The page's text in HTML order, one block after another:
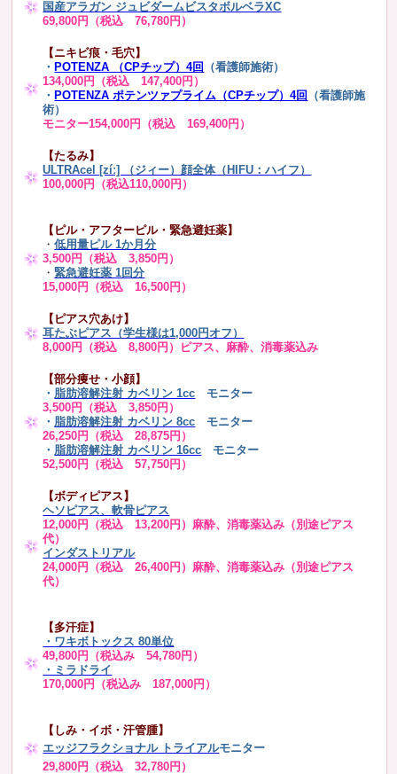
国産アラガン ジュビダームビスタボルベラXC
69,800円（税込 76,780円）
【ニキビ痕・毛穴】
・POTENZA （CPチップ）4回 （看護師施術）
134,000円（税込 147,400円）
・POTENZA ポテンツァプライム（CPチップ）4回 （看護師施
術）
モニター154,000円（税込 169,400円）
【たるみ】
ULTRAcel [zíː] （ジィー）顔全体（HIFU：ハイフ）
100,000円（税込110,000円）
【ピル・アフターピル・緊急避妊薬】
・低用量ピル 1か月分
3,500円（税込 3,850円）
・緊急避妊薬 1回分
15,000円（税込 16,500円）
【ピアス穴あけ】
耳たぶピアス（学生様は1,000円オフ）
8,000円（税込 8,800円）ピアス、麻酔、消毒薬込み
【部分痩せ・小顔】
・ 脂肪溶解注射 カベリン 1cc モニター
3,500円（税込 3,850円）
・ 脂肪溶解注射 カベリン 8cc モニター
26,250円（税込 28,875円）
・ 脂肪溶解注射 カベリン 16cc
モニター
52,500円（税込 57,750円）
【ボディピアス】
ヘソピアス、軟骨ピアス
12,000円（税込 13,200円）麻酔、消毒薬込み（別途ピアス
代）
インダストリアル
24,000円（税込 26,400円）麻酔、消毒薬込み（別途ピアス
代）
【多汗症】
・ ワキボトックス 80単位
49,800円（税込み 54,780円）
・ミラドライ
170,000円（税込み 187,000円）
【しみ・イボ・汗管腫】
エッジフラクショナル トライアルモニター
29,800円（税込 32,780円）